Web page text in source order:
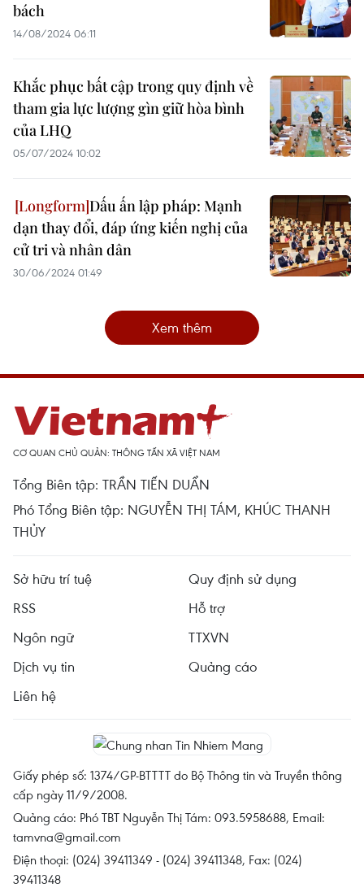
bách
14/08/2024 06:11
Khắc phục bất cập trong quy định về
tham gia lực lượng gìn giữ hòa bình
của LHQ
05/07/2024 10:02
Dấu ấn lập pháp: Mạnh
dạn thay đổi, đáp ứng kiến nghị của
cử tri và nhân dân
30/06/2024 01:49
Xem thêm
CƠ QUAN CHỦ QUẢN: THÔNG TẤN XÃ VIỆT NAM
Tổng Biên tập: TRẦN TIẾN DUẨN
Phó Tổng Biên tập: NGUYỄN THỊ TÁM, KHÚC THANH
THỦY
Sở hữu trí tuệ
Quy định sử dụng
RSS
Hỗ trợ
Ngôn ngữ
TTXVN
Dịch vụ tin
Quảng cáo
Liên hệ
Giấy phép số: 1374/GP-BTTTT do Bộ Thông tin và Truyền thông
cấp ngày 11/9/2008.
Quảng cáo: Phó TBT Nguyễn Thị Tám: 093.5958688, Email:
tamvna@gmail.com
Điện thoại: (024) 39411349 - (024) 39411348, Fax: (024)
39411348